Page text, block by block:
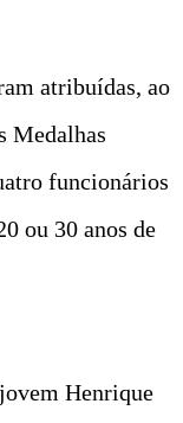
atribuídas, ao
Medalhas
funcionários
ou 30 anos de
Henrique